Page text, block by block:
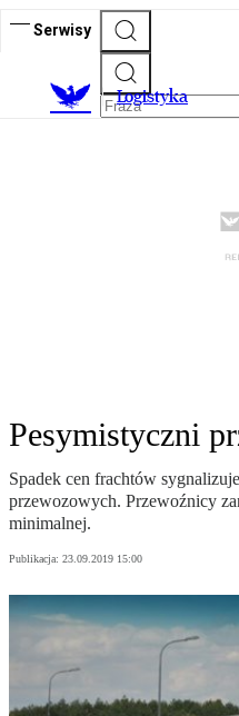
Serwisy
Logistyka
Pesymistyczni
Spadek cen frachtów
przewozowych. Przewoźnicy
minimalnej.
Publikacja: 23.09.2019 15:00